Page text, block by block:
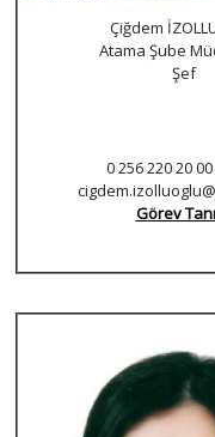
Çiğdem
Atama Şube
Şef
0 256 220 20
Görev